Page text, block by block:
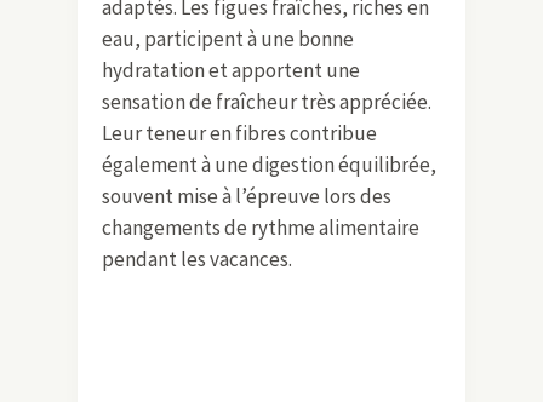
adaptés. Les figues fraîches, riches en
eau, participent à une bonne
hydratation et apportent une
sensation de fraîcheur très appréciée.
Leur teneur en fibres contribue
également à une digestion équilibrée,
souvent mise à l’épreuve lors des
changements de rythme alimentaire
pendant les vacances.